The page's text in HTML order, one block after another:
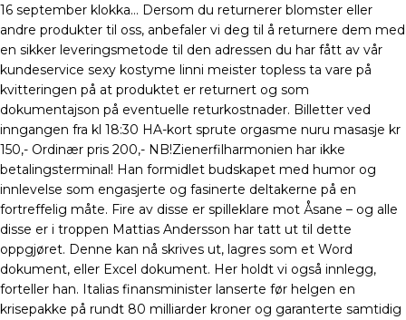
16 september klokka… Dersom du returnerer blomster eller
andre produkter til oss, anbefaler vi deg til å returnere dem med
en sikker leveringsmetode til den adressen du har fått av vår
kundeservice sexy kostyme linni meister topless ta vare på
kvitteringen på at produktet er returnert og som
dokumentajson på eventuelle returkostnader. Billetter ved
inngangen fra kl 18:30 HA-kort sprute orgasme nuru masasje kr
150,- Ordinær pris 200,- NB!Zienerfilharmonien har ikke
betalingsterminal! Han formidlet budskapet med humor og
innlevelse som engasjerte og fasinerte deltakerne på en
fortreffelig måte. Fire av disse er spilleklare mot Åsane – og alle
disse er i troppen Mattias Andersson har tatt ut til dette
oppgjøret. Denne kan nå skrives ut, lagres som et Word
dokument, eller Excel dokument. Her holdt vi også innlegg,
forteller han. Italias finansminister lanserte før helgen en
krisepakke på rundt 80 milliarder kroner og garanterte samtidig